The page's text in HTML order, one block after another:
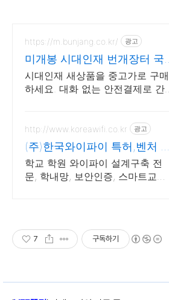
https://m.bunjang.co.kr/ 광고
미개봉 시대인재 번개장터 국
내 최대 브랜드 중고거래
시대인재 새상품을 중고가로 구매
하세요. 대화 없는 안전결제로 간
상의 신규 상품 업로드
http://www.koreawifi.co.kr 광고
(주)한국와이파이 특허,벤처 관
급공사, 건설공사 가능
학교 학원 와이파이 설계구축 전
문, 학내망, 보안인증, 스마트교육,
7 구독하기